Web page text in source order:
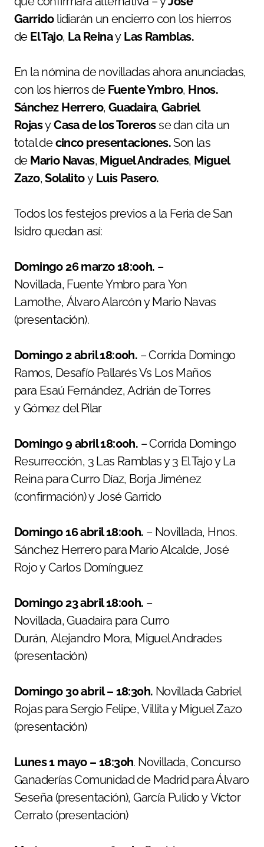
Garrido lidiarán un encierro con los hierros
de El Tajo, La Reinay Las Ramblas.
En la nómina de novilladas ahora anunciadas,
con los hierros de Fuente Ymbro, Hnos.
Sánchez Herrero, Guadaira, Gabriel
RojasyCasa de los Torerosse dan cita un
total decinco presentaciones.Son las
de Mario Navas, Miguel Andrades, Miguel
Zazo,Solalitoy Luis Pasero.
Todos los festejos previos a la Feria de San
Isidro quedan así:
Domingo 26 marzo 18:00h. –
Novillada, Fuente Ymbro para Yon
Lamothe, Álvaro Alarcón y Mario Navas
(presentación).
Domingo 2 abril 18:00h. – Corrida Domingo
Ramos, Desafío Pallarés Vs Los Maños
para Esaú Fernández, Adrián de Torres
y Gómez del Pilar
Domingo 9 abril 18:00h. – Corrida Domingo
Resurrección, 3 Las Ramblas y 3 El Tajo y La
Reina para Curro Díaz, Borja Jiménez
(confirmación) y José Garrido
Domingo 16 abril 18:00h. – Novillada, Hnos.
Sánchez Herrero para Mario Alcalde, José
Rojo y Carlos Domínguez
Domingo 23 abril 18:00h. –
Novillada, Guadaira para Curro
Durán, Alejandro Mora, Miguel Andrades
(presentación)
Domingo 30 abril – 18:30h. Novillada Gabriel
Rojas para Sergio Felipe, Villita y Miguel Zazo
(presentación)
Lunes 1 mayo – 18:30h. Novillada, Concurso
Ganaderías Comunidad de Madrid para Álvaro
Seseña (presentación), García Pulido y Víctor
Cerrato (presentación)